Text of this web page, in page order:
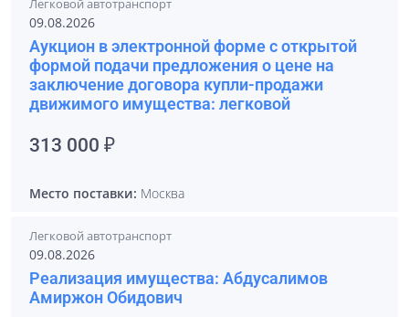
Легковой автотранспорт
09.08.2026
Аукцион в электронной форме с открытой
формой подачи предложения о цене на
заключение договора купли-продажи
движимого имущества: легковой
313 000 ₽
Место поставки: Москва
Легковой автотранспорт
09.08.2026
Реализация имущества: Абдусалимов
Амиржон Обидович